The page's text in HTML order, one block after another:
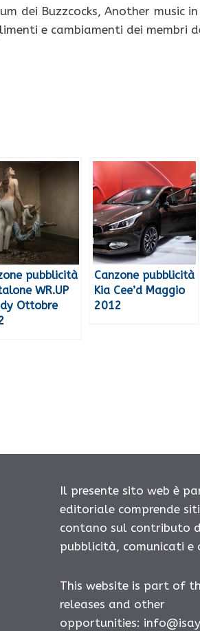
dei Buzzcocks, Another music
e cambiamenti dei membri
pubblicità
WR.UP
Ottobre
Canzone pubblicità
Kia Cee’d Maggio
2012
Il presente sito web è
editoriale comprende
contano sul contributo
pubblicità, comunicati
This website is part of
releases and other
opportunities: